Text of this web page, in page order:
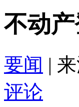
不动
要闻 |
评论